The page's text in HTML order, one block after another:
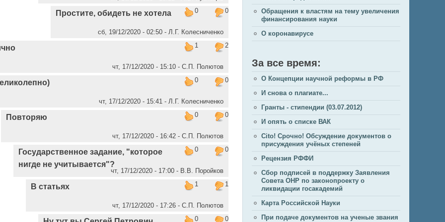
0
0
Простите, обидеть не хотела
сб, 19/12/2020 - 02:50 - Л.Г. Колесниченко
1
2
чт, 17/12/2020 - 15:10 - C.П. Полютов
0
0
чт, 17/12/2020 - 15:41 - Л.Г. Колесниченко
0
0
Повторяю
чт, 17/12/2020 - 16:42 - C.П. Полютов
0
0
Государственное задание, "которое
нигде не учитывается"?
чт, 17/12/2020 - 17:00 - В.В. Поройков
1
1
В статьях
чт, 17/12/2020 - 17:26 - C.П. Полютов
0
0
Обращения к властям на тему увеличения
финансирования науки
О коронавирусе
За все время:
О Концепции научной реформы в РФ
И снова о плагиате...
Гранты - стипендии (03.07.2012)
И опять о списке ВАК
Cito! Срочно! Обсуждение документов о
присуждения учёных степеней
Рецензия РФФИ
Сбор подписей в поддержку Заявления
Совета ОНР по законопроекту о
ликвидации госакадемий
Карта Российской Науки
При подаче документов на ученые звания